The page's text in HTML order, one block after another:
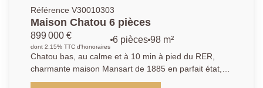
recevoir famille et amis, ou pour un adolescent. Le
bien dispose également d'un atelier. Cette maison
vous seduira par ses prestations de qualité et son
atmosphère chaleureuse.
Référence V30010303
Maison Chatou 6 pièces
899 000 €
dont 2.15% TTC d'honoraires
6 pièces 98 m²
Chatou bas, au calme et à 10 min à pied du RER,
charmante maison Mansart de 1885 en parfait état,
proche écoles et commerces. D'environ 98 m² (plus